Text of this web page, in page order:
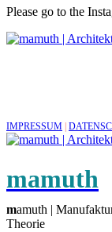
Please go to the
IMPRESSUM
mamuth
mamuth |
Theorie